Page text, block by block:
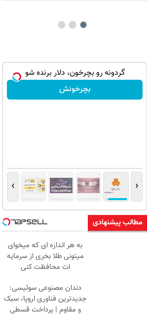
گردونه رو بچرخون، دلار برنده شو
بچرخونش
‹
›
مطالب پیشنهادی
به هر اندازه ای که میخوای
میتونی طلا بخری از سرمایه
ات محافظت کنی
دندان مصنوعی سوئیسی:
جدیدترین فناوری اروپا، سبک
و مقاوم | پرداخت قسطی